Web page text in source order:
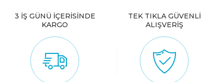
3 İŞ GÜNÜ İÇERİSİNDE
KARGO
TEK TIKLA GÜVENLİ
ALIŞVERİŞ